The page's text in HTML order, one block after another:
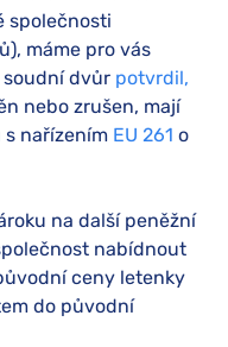
společnosti
máme pro vás
soudní dvůr potvrdil,
nebo zrušen, mají
s nařízením EU 261 o
na další peněžní
nabídnout
ceny letenky
do původní